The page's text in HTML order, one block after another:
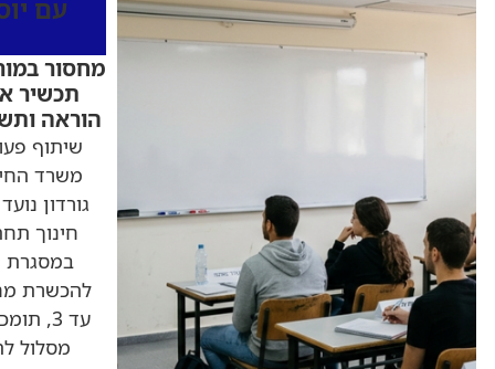
עם
מחסור
תכשיר
הוראה
שיתוף
משרד
גורדון
חינוך
במסגרת
להכשרת
מסלול